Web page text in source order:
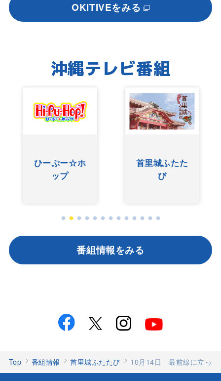
OKITIVEをみる
沖縄テレビ番組
ぐしけんさん
友近ありんく
りんのい～あ
んべぇ
番組情報をみる
Top 番組情報 首里城ふたたび 10月14日 最前線に立った